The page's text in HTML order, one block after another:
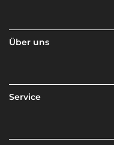
Über uns
Service